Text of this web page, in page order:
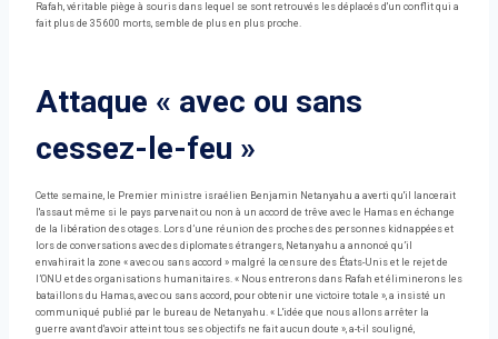
Rafah, véritable piège à souris dans lequel se sont retrouvés les déplacés d'un conflit qui a
fait plus de 35 600 morts, semble de plus en plus proche.
Attaque « avec ou sans
cessez-le-feu »
Cette semaine, le Premier ministre israélien Benjamin Netanyahu a averti qu'il lancerait
l'assaut même si le pays parvenait ou non à un accord de trêve avec le Hamas en échange
de la libération des otages. Lors d’une réunion des proches des personnes kidnappées et
lors de conversations avec des diplomates étrangers, Netanyahu a annoncé qu’il
envahirait la zone « avec ou sans accord » malgré la censure des États-Unis et le rejet de
l’ONU et des organisations humanitaires. « Nous entrerons dans Rafah et éliminerons les
bataillons du Hamas, avec ou sans accord, pour obtenir une victoire totale », a insisté un
communiqué publié par le bureau de Netanyahu. « L'idée que nous allons arrêter la
guerre avant d'avoir atteint tous ses objectifs ne fait aucun doute », a-t-il souligné,